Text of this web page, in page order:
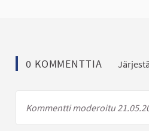
0 KOMMENTTIA
Kommentti moderoitu